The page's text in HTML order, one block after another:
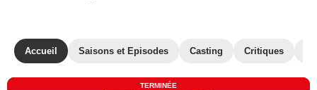
Accueil Saisons et Episodes Casting Critiques
TERMINÉE